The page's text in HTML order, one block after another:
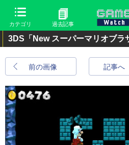
カテゴリ 過去記事
3DS「New スーパーマリオブラ
前の画像 記事へ